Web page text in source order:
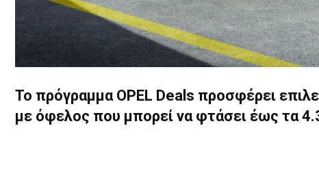
Το πρόγραμμα OPEL Deals προσφέρει
με όφελος που μπορεί να φτάσει έως τα